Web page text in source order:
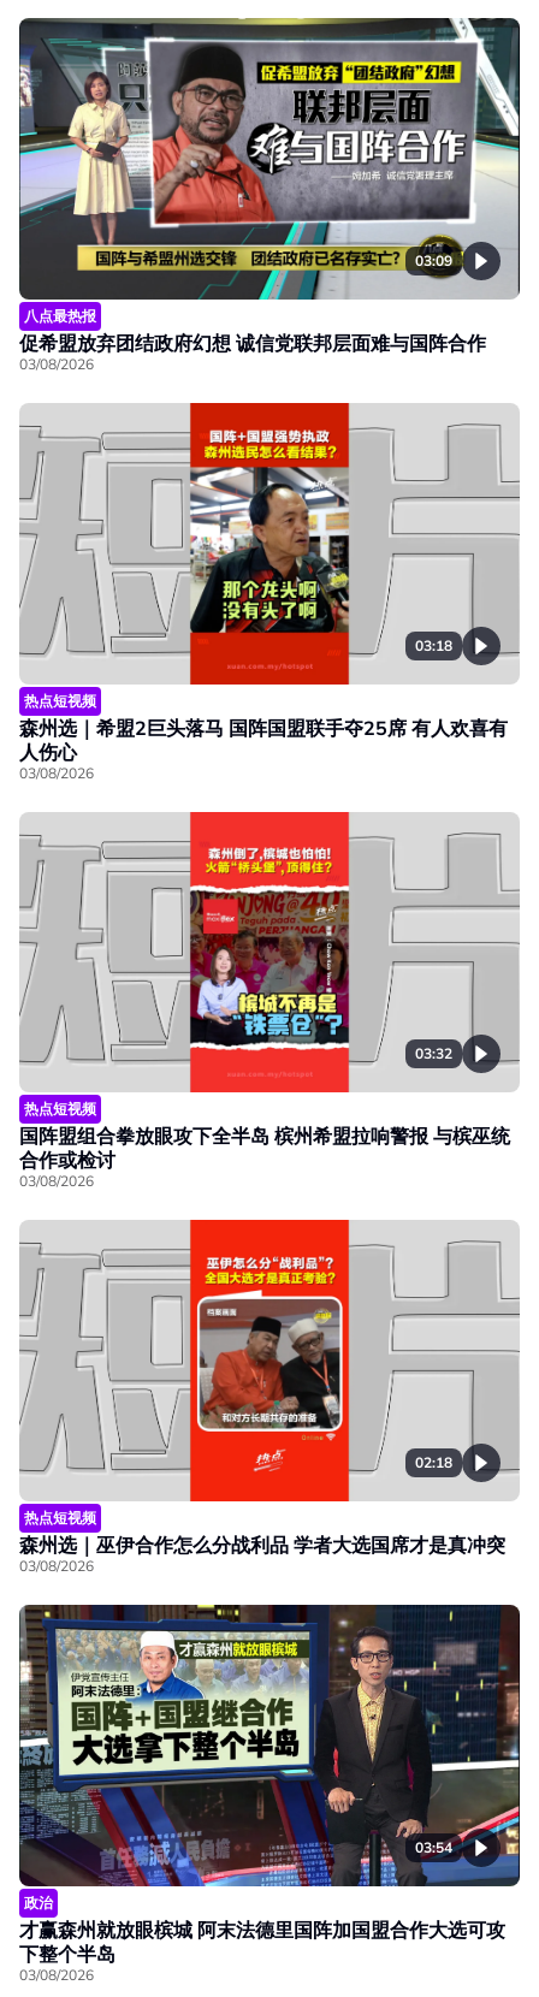
03:09
八点最热报
促希盟放弃团结政府幻想 诚信党联邦层面难与国阵合作
03/08/2026
03:18
热点短视频
森州选｜希盟2巨头落马 国阵国盟联手夺25席 有人欢喜有
人伤心
03/08/2026
03:32
热点短视频
国阵盟组合拳放眼攻下全半岛 槟州希盟拉响警报 与槟巫统
合作或检讨
03/08/2026
02:18
热点短视频
森州选｜巫伊合作怎么分战利品 学者大选国席才是真冲突
03/08/2026
03:54
政治
才赢森州就放眼槟城 阿末法德里国阵加国盟合作大选可攻
下整个半岛
03/08/2026